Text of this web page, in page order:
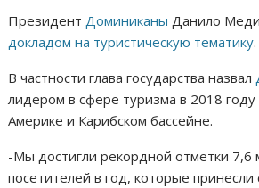
Президент Доминиканы Данило
докладом на туристическую тематику.
В частности глава государства назвал
лидером в сфере туризма в 2018
Америке и Карибском бассейне.
-Мы достигли рекордной отметки 7,6
посетителей в год, которые